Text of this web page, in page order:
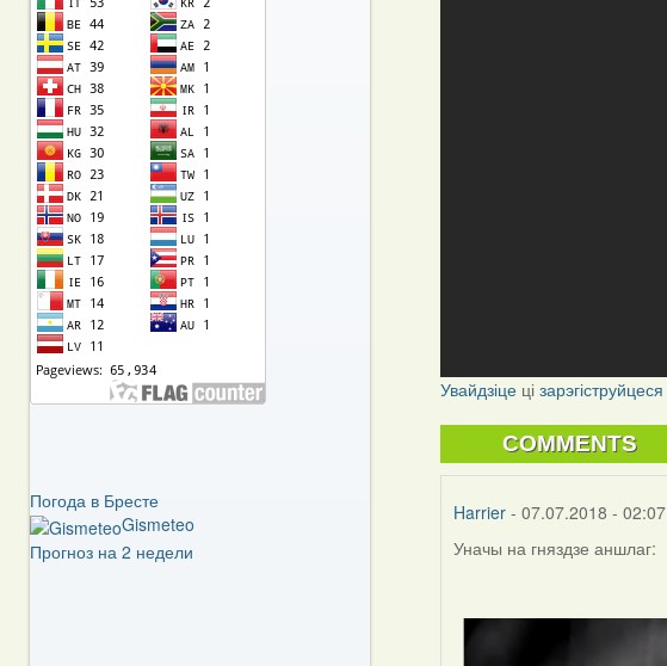
Увайдзіце цізарэгіструйцеся
COMMENTS
Harrier - 07.07.2018 - 02:07
Уначы на гняздзе аншлаг:
Погода в Бресте
Gismeteo
Прогноз на 2 недели